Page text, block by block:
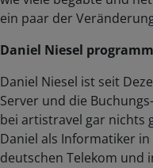
ein paar der
Daniel Niesel
Daniel Niesel ist seit
Server und die
bei artistravel gar nichts
Daniel als Informatiker
deutschen Telekom und